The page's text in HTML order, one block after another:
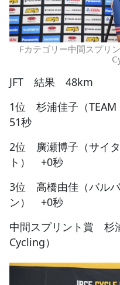
Fカテゴリー中間スプリ
JFT 結果 48km
1位 杉浦佳子（TEAM
51秒
2位 廣瀬博子（サイ
ト） +0秒
3位 高橋由佳（バル
ン） +0秒
中間スプリント賞 杉
Cycling）